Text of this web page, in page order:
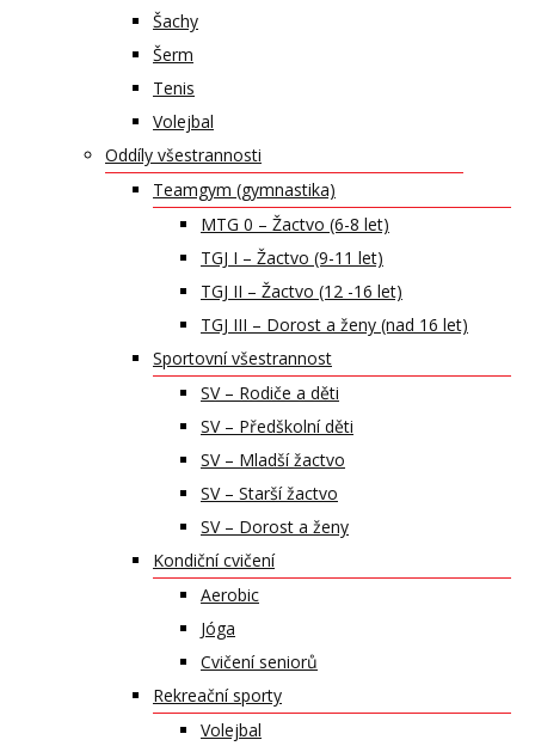
Šachy
Šerm
Tenis
Volejbal
Oddíly všestrannosti
Teamgym (gymnastika)
MTG 0 – Žactvo (6-8 let)
TGJ I – Žactvo (9-11 let)
TGJ II – Žactvo (12 -16 let)
TGJ III – Dorost a ženy (nad 16 let)
Sportovní všestrannost
SV – Rodiče a děti
SV – Předškolní děti
SV – Mladší žactvo
SV – Starší žactvo
SV – Dorost a ženy
Kondiční cvičení
Aerobic
Jóga
Cvičení seniorů
Rekreační sporty
Volejbal